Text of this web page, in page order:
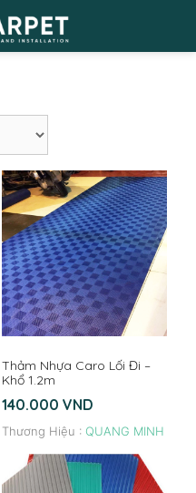
Thảm Nhựa Caro Lối Đi –
Khổ 1.2m
140.000 VND
Thương Hiệu : QUANG MINH